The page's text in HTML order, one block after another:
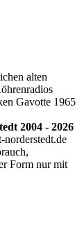
alten
Gavotte 1965
2004 - 2026
Form nur mit